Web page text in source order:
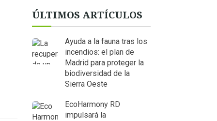
ÚLTIMOS ARTÍCULOS
Ayuda a la fauna tras los
incendios: el plan de
Madrid para proteger la
biodiversidad de la
Sierra Oeste
EcoHarmony RD
impulsará la